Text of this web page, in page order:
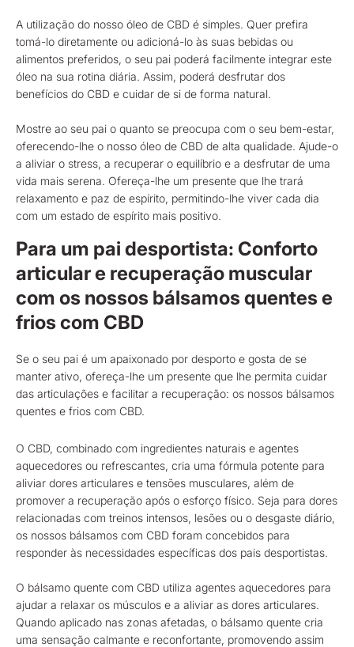
A utilização do nosso óleo de CBD é simples. Quer prefira
tomá-lo diretamente ou adicioná-lo às suas bebidas ou
alimentos preferidos, o seu pai poderá facilmente integrar este
óleo na sua rotina diária. Assim, poderá desfrutar dos
benefícios do CBD e cuidar de si de forma natural.
Mostre ao seu pai o quanto se preocupa com o seu bem-estar,
oferecendo-lhe o nosso óleo de CBD de alta qualidade. Ajude-o
a aliviar o stress, a recuperar o equilíbrio e a desfrutar de uma
vida mais serena. Ofereça-lhe um presente que lhe trará
relaxamento e paz de espírito, permitindo-lhe viver cada dia
com um estado de espírito mais positivo.
Para um pai desportista: Conforto
articular e recuperação muscular
com os nossos bálsamos quentes e
frios com CBD
Se o seu pai é um apaixonado por desporto e gosta de se
manter ativo, ofereça-lhe um presente que lhe permita cuidar
das articulações e facilitar a recuperação: os nossos bálsamos
quentes e frios com CBD.
O CBD, combinado com ingredientes naturais e agentes
aquecedores ou refrescantes, cria uma fórmula potente para
aliviar dores articulares e tensões musculares, além de
promover a recuperação após o esforço físico. Seja para dores
relacionadas com treinos intensos, lesões ou o desgaste diário,
os nossos bálsamos com CBD foram concebidos para
responder às necessidades específicas dos pais desportistas.
O bálsamo quente com CBD utiliza agentes aquecedores para
ajudar a relaxar os músculos e a aliviar as dores articulares.
Quando aplicado nas zonas afetadas, o bálsamo quente cria
uma sensação calmante e reconfortante, promovendo assim